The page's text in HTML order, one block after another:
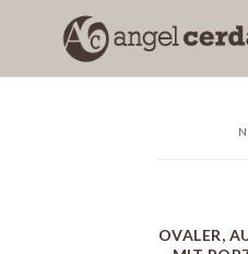
OVALER,